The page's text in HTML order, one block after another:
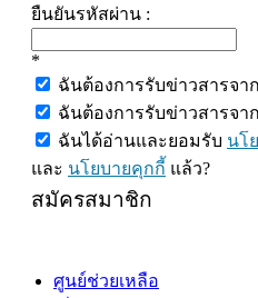
ยืนยันรหัสผ่าน :
*
ฉันต้องการรับข่าวสารจา
ฉันต้องการรับข่าวสารจา
ฉันได้อ่านและยอมรับ นโ
และ นโยบายคุกกี้ แล้ว?
สมัครสมาชิก
ศูนย์ช่วยเหลือ